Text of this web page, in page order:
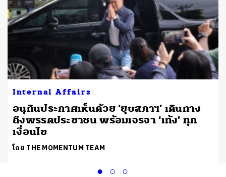
Internal Affairs
อนุทินประกาศเห็นด้วย ‘ยุบสภาฯ’ เดินทาง
ถึงพรรคประชาชน พร้อมเจรจา ‘เท้ง’ ทุก
เงื่อนไข
โดย THE MOMENTUM TEAM